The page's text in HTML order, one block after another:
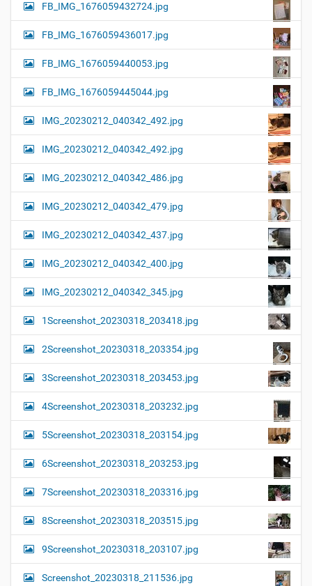
FB_IMG_1676059432724.jpg
FB_IMG_1676059436017.jpg
FB_IMG_1676059440053.jpg
FB_IMG_1676059445044.jpg
IMG_20230212_040342_492.jpg
IMG_20230212_040342_492.jpg
IMG_20230212_040342_486.jpg
IMG_20230212_040342_479.jpg
IMG_20230212_040342_437.jpg
IMG_20230212_040342_400.jpg
IMG_20230212_040342_345.jpg
1Screenshot_20230318_203418.jpg
2Screenshot_20230318_203354.jpg
3Screenshot_20230318_203453.jpg
4Screenshot_20230318_203232.jpg
5Screenshot_20230318_203154.jpg
6Screenshot_20230318_203253.jpg
7Screenshot_20230318_203316.jpg
8Screenshot_20230318_203515.jpg
9Screenshot_20230318_203107.jpg
Screenshot_20230318_211536.jpg